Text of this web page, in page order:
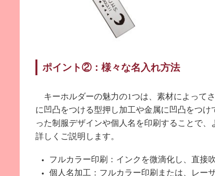
ポイント②：様々な名入れ方法
キーホルダーの魅力の1つは、素材によって
に凹凸をつける型押し加工や金属に凹凸をつ
った制服デザインや個人名を印刷することで
詳しくご説明します。
フルカラー印刷：インクを微滴化し、直
個人名加工：フルカラー印刷または、レー